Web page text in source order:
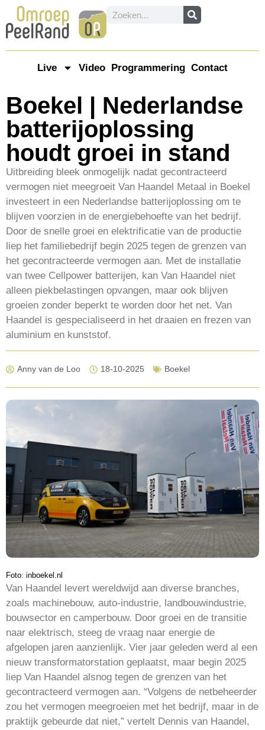
Live Video Programmering Contact
Boekel | Nederlandse
batterijoplossing
houdt groei in stand
Uitbreiding bleek onmogelijk nadat gecontracteerd
vermogen niet meegroeit Van Haandel Metaal in Boekel
investeert in een Nederlandse batterijoplossing om te
blijven voorzien in de energiebehoefte van het bedrijf.
Door de snelle groei en elektrificatie van de productie
liep het familiebedrijf begin 2025 tegen de grenzen van
het gecontracteerde vermogen aan. Met de installatie
van twee Cellpower batterijen, kan Van Haandel niet
alleen piekbelastingen opvangen, maar ook blijven
groeien zonder beperkt te worden door het net. Van
Haandel is gespecialiseerd in het draaien en frezen van
aluminium en kunststof.
Anny van de Loo 18-10-2025 Boekel
Foto: inboekel.nl
Van Haandel levert wereldwijd aan diverse branches,
zoals machinebouw, auto-industrie, landbouwindustrie,
bouwsector en camperbouw. Door groei en de transitie
naar elektrisch, steeg de vraag naar energie de
afgelopen jaren aanzienlijk. Vier jaar geleden werd al een
nieuw transformatorstation geplaatst, maar begin 2025
liep Van Haandel alsnog tegen de grenzen van het
gecontracteerd vermogen aan. “Volgens de netbeheerder
zou het vermogen meegroeien met het bedrijf, maar in de
praktijk gebeurde dat niet,” vertelt Dennis van Haandel,